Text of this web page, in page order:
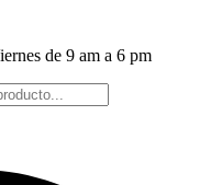
de 9 am a 6 pm